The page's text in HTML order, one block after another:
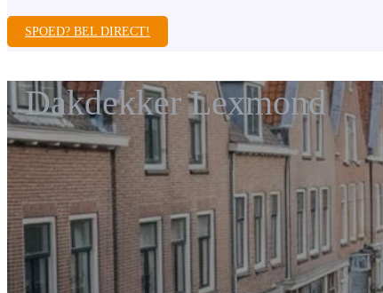
SPOED? BEL DIRECT!
Dakdekker Lexmond